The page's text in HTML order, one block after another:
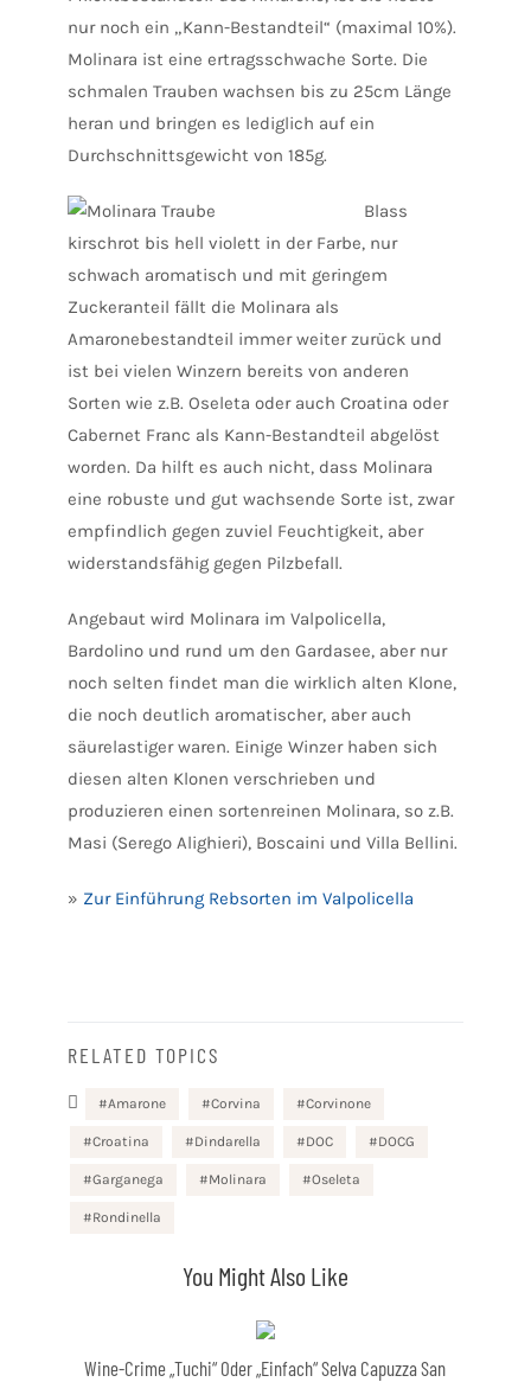
nur noch ein „Kann-Bestandteil“ (maximal 10%).
Molinara ist eine ertragsschwache Sorte. Die
schmalen Trauben wachsen bis zu 25cm Länge
heran und bringen es lediglich auf ein
Durchschnittsgewicht von 185g.
Blass
kirschrot bis hell violett in der Farbe, nur
schwach aromatisch und mit geringem
Zuckeranteil fällt die Molinara als
Amaronebestandteil immer weiter zurück und
ist bei vielen Winzern bereits von anderen
Sorten wie z.B. Oseleta oder auch Croatina oder
Cabernet Franc als Kann-Bestandteil abgelöst
worden. Da hilft es auch nicht, dass Molinara
eine robuste und gut wachsende Sorte ist, zwar
empfindlich gegen zuviel Feuchtigkeit, aber
widerstandsfähig gegen Pilzbefall.
Angebaut wird Molinara im Valpolicella,
Bardolino und rund um den Gardasee, aber nur
noch selten findet man die wirklich alten Klone,
die noch deutlich aromatischer, aber auch
säurelastiger waren. Einige Winzer haben sich
diesen alten Klonen verschrieben und
produzieren einen sortenreinen Molinara, so z.B.
Masi (Serego Alighieri), Boscaini und Villa Bellini.
» Zur Einführung Rebsorten im Valpolicella
RELATED TOPICS
Amarone Corvina Corvinone
Croatina Dindarella DOC DOCG
Garganega Molinara Oseleta
Rondinella
You Might Also Like
Wine-Crime „Tuchi“ Oder „einfach“ Selva Capuzza San